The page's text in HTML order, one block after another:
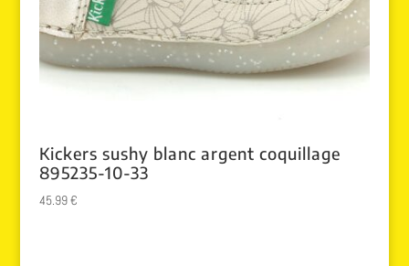
Kickers sushy blanc argent coquillage
895235-10-33
45.99€